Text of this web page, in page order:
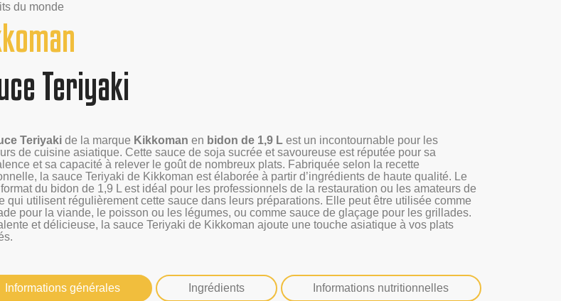
du monde
Teriyaki
Teriyaki de la marque Kikkoman en bidon de 1,9 L est un incontournable pour les
de cuisine asiatique. Cette sauce de soja sucrée et savoureuse est réputée pour sa
et sa capacité à relever le goût de nombreux plats. Fabriquée selon la recette
la sauce Teriyaki de Kikkoman est élaborée à partir d’ingrédients de haute qualité. Le
du bidon de 1,9 L est idéal pour les professionnels de la restauration ou les amateurs de
qui utilisent régulièrement cette sauce dans leurs préparations. Elle peut être utilisée comme
pour la viande, le poisson ou les légumes, ou comme sauce de glaçage pour les grillades.
et délicieuse, la sauce Teriyaki de Kikkoman ajoute une touche asiatique à vos plats
Informations générales Ingrédients Informations nutritionnelles